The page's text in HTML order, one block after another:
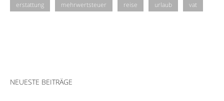
erstattung mehrwertsteuer reise urlaub vat
NEUESTE BEITRÄGE